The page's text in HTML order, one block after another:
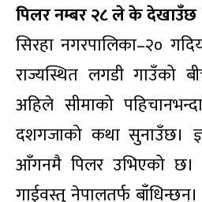
पिलर नम्बर २८ ले के देखाउँछ
सिरहा नगरपालिका–२०
राज्यस्थित लगडी गाउँको
अहिले सीमाको
दशगजाको कथा सुनाउँछ।
आँगनमै पिलर उभिएको
गाईवस्तु नेपालतर्फ